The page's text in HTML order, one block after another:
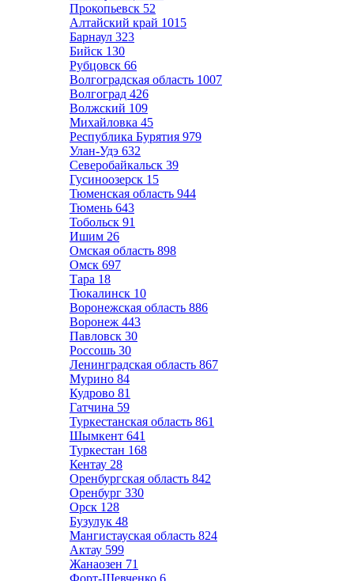
Прокопьевск 52
Алтайский край 1015
Барнаул 323
Бийск 130
Рубцовск 66
Волгоградская область 1007
Волгоград 426
Волжский 109
Михайловка 45
Республика Бурятия 979
Улан-Удэ 632
Северобайкальск 39
Гусиноозерск 15
Тюменская область 944
Тюмень 643
Тобольск 91
Ишим 26
Омская область 898
Омск 697
Тара 18
Тюкалинск 10
Воронежская область 886
Воронеж 443
Павловск 30
Россошь 30
Ленинградская область 867
Мурино 84
Кудрово 81
Гатчина 59
Туркестанская область 861
Шымкент 641
Туркестан 168
Кентау 28
Оренбургская область 842
Оренбург 330
Орск 128
Бузулук 48
Мангистауская область 824
Актау 599
Жанаозен 71
Форт-Шевченко 6